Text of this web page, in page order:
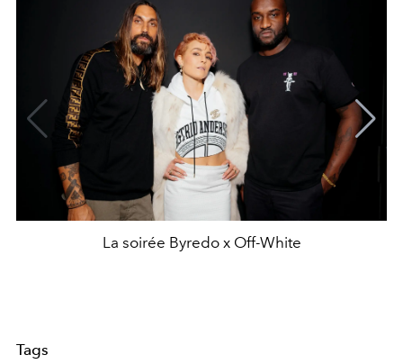
La soirée Byredo x Off-White
Tags